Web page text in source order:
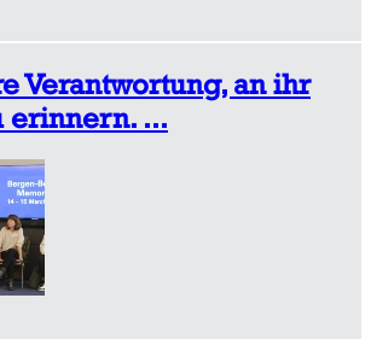
Verantwortung, an ihr
erinnern. ...